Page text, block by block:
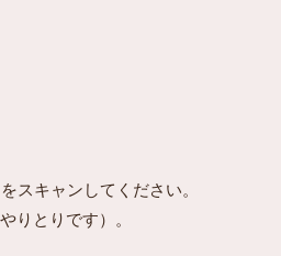
スキャンしてください。
りとりです）。